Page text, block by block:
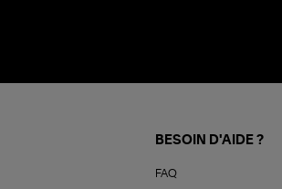
BESOIN D'AIDE ?
FAQ